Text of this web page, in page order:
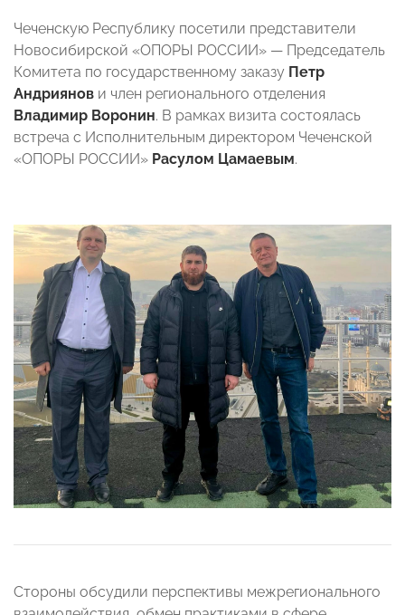
Чеченскую Республику посетили представители
Новосибирской «ОПОРЫ РОССИИ» — Председатель
Комитета по государственному заказу Петр
Андриянов и член регионального отделения
Владимир Воронин. В рамках визита состоялась
встреча с Исполнительным директором Чеченской
«ОПОРЫ РОССИИ» Расулом Цамаевым.
Стороны обсудили перспективы межрегионального